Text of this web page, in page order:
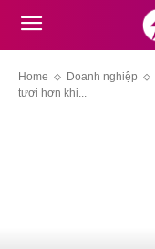
Home Doanh nghiệp
tươi hơn khi...